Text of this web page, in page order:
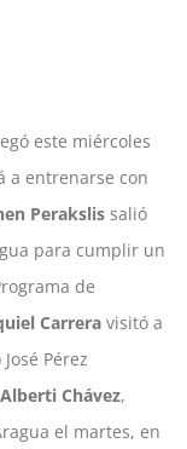
este miércoles
a entrenarse con
Perakslis salió
para cumplir un
de
Carrera visitó a
Pérez
Alberti Chávez,
el martes, en